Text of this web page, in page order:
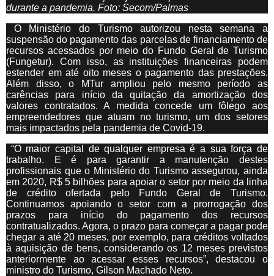
durante a pandemia. Foto: Secom/Palmas
O Ministério do Turismo autorizou nesta semana a
suspensão do pagamento das parcelas de financiamento de
recursos acessados por meio do Fundo Geral de Turismo
(Fungetur). Com isso, as instituições financeiras podem
estender em até oito meses o pagamento das prestações.
Além disso, o MTur ampliou pelo mesmo período as
carências para início da quitação da amortização dos
valores contratados. A medida concede um fôlego aos
empreendedores que atuam no turismo, um dos setores
mais impactados pela pandemia de Covid-19.
“O maior capital de qualquer empresa é a sua força de
trabalho. E é para garantir a manutenção destes
profissionais que o Ministério do Turismo assegurou, ainda
em 2020, R$ 5 bilhões para apoiar o setor por meio da linha
de crédito ofertada pelo Fundo Geral de Turismo.
Continuamos apoiando o setor com a prorrogação dos
prazos para início do pagamento dos recursos
contratualizados. Agora, o prazo para começar a pagar pode
chegar a até 20 meses, por exemplo, para créditos voltados
à aquisição de bens, considerando os 12 meses previstos
anteriormente ao acessar esses recursos”, destacou o
ministro do Turismo, Gilson Machado Neto.